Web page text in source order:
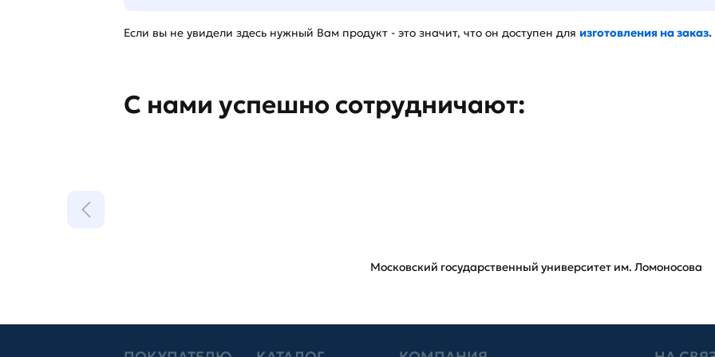
Если вы не увидели здесь нужный Вам продукт - это значит, что он доступен для изготовления на заказ.
С нами успешно сотрудничают:
Московский государственный университет им. Ломоносова